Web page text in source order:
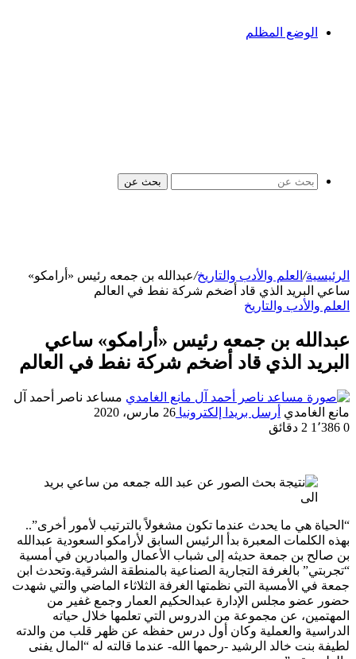
الوضع المظلم
بحث عن
الرئيسية/ العلم والأدب والتاريخ/عبدالله بن جمعه رئيس «أرامكو»
ساعي البريد الذي قاد أضخم شركة نفط في العالم
العلم والأدب والتاريخ
عبدالله بن جمعه رئيس «أرامكو» ساعي
البريد الذي قاد أضخم شركة نفط في العالم
مساعد ناصر أحمد آل
مانع الغامدي أرسل بريدا إلكترونيا 26 مارس، 2020
0
2 دقائق
“الحياة هي ما يحدث عندما تكون مشغولاً بالترتيب لأمور أخرى”..
بهذه الكلمات المعبرة بدأ الرئيس السابق لأرامكو السعودية عبدالله
بن صالح بن جمعة حديثه إلى شباب الأعمال والمبادرين في أمسية
“تجربتي” بالغرفة التجارية الصناعية بالمنطقة الشرقية.وتحدث ابن
جمعة في الأمسية التي نظمتها الغرفة الثلاثاء الماضي والتي شهدت
حضور عضو مجلس الإدارة عبدالحكيم العمار وجمع غفير من
المهتمين، عن مجموعة من الدروس التي تعلمها خلال حياته
الدراسية والعملية وكان أول درس حفظه عن ظهر قلب من والدته
لطيفة بنت خالد الرشيد -رحمها الله- عندما قالته له “المال يفنى